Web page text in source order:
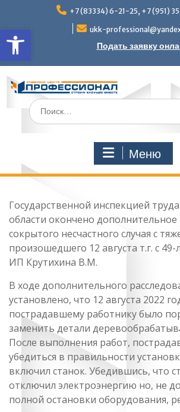
Открыть панель
содержимому
+7 (83334) 6-21-25, +7 (951)
ukk-
Подать заявку
Поиск
по:
Меню
Государственной инспекцией
области окончено дополнительное
сокрытого несчастного случая с
произошедшего 12 августа т.г. с
ИП Крутихина В.М.
В ходе дополнительного
установлено, что 12 августа 2022
пострадавшему работнику было
заменить детали
После выполнения работ,
убедиться в правильности
включил станок. Убедившись, что
отключил электроэнергию но, не
полной остановки оборудования,